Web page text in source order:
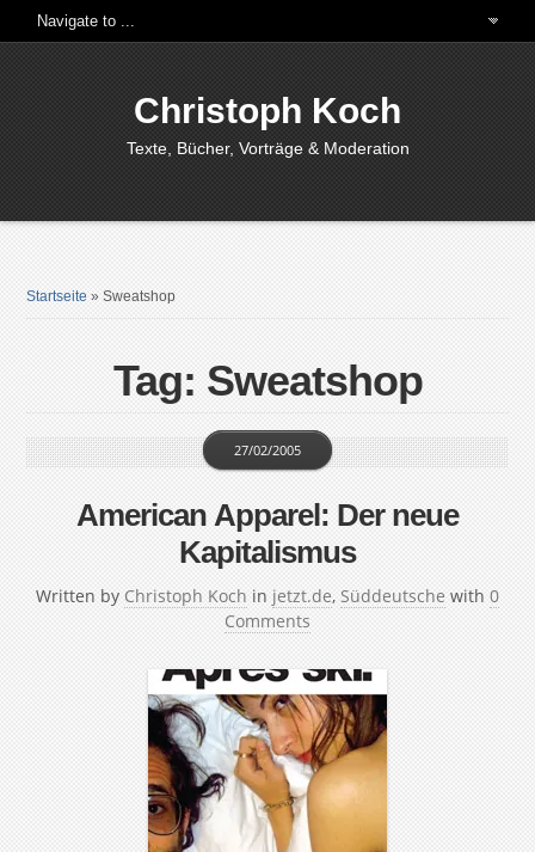
Christoph Koch
Texte, Bücher, Vorträge & Moderation
Startseite »Sweatshop
Tag: Sweatshop
American Apparel: Der neue
Kapitalismus
Written by Christoph Koch
27/02/2005
in jetzt.de, Süddeutsche with 0
Comments